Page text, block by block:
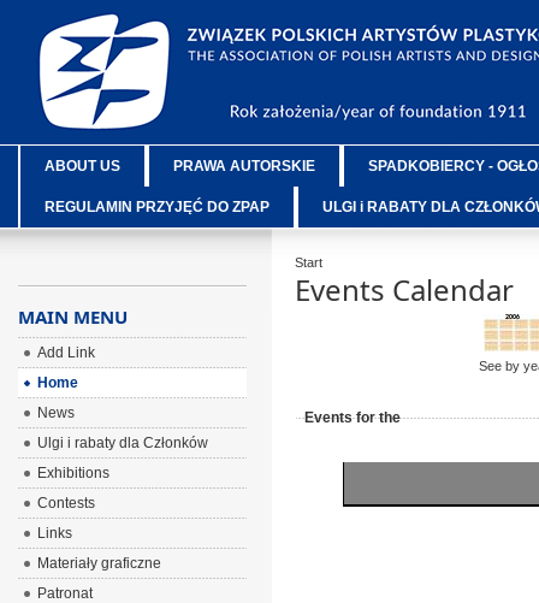
ABOUT US PRAWA AUTORSKIE SPADKOBIERCY -
REGULAMIN PRZYJĘĆ DO ZPAP ULGI i RABATY DLA
Start
Events Calendar
See by
Events for the
MAIN MENU
Add Link
Home
News
Ulgi i rabaty dla Członków
Exhibitions
Contests
Links
Materiały graficzne
Patronat